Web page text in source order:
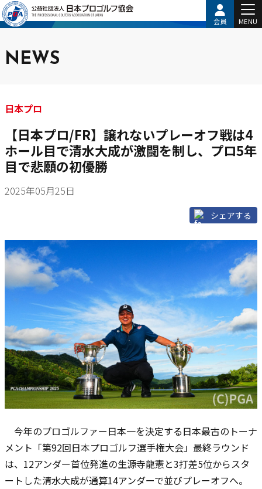
会員 MENU
NEWS
日本プロ
【日本プロ/FR】譲れないプレーオフ戦は4
ホール目で清水大成が激闘を制し、プロ5年
目で悲願の初優勝
2025年05月25日
シェアする
今年のプロゴルファー日本一を決定する日本最古のトーナ
メント「第92回日本プロゴルフ選手権大会」最終ラウンド
は、12アンダー首位発進の生源寺龍憲と3打差5位からスタ
ートした清水大成が通算14アンダーで並びプレーオフへ。